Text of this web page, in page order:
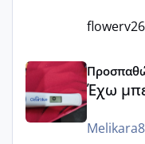
flowerv
Έχω μπερδευτεί
Έχω